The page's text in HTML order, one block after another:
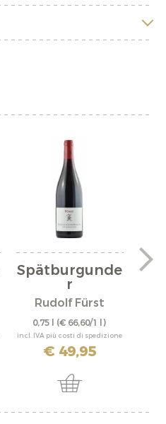
Spätburgunde
r
"Bürgstadter...
Rudolf Fürst
0,75 l (€ 66,60/1 l)
incl. IVA più costi di spedizione
€ 49,95